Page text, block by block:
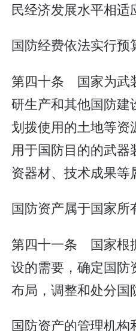
民经济发展水平相适
国防经费依法实行预
第四十条 国家为武
研生产和其他国防建
划拨使用的土地等资
用于国防目的的武
资器材、技术成果等
国防资产属于国家所
第四十一条 国家根
设的需要，确定国防
布局，调整和处分国
国防资产的管理机构